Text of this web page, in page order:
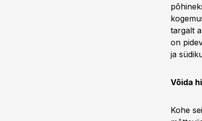
targalt
on
ja
Võida
Kohe